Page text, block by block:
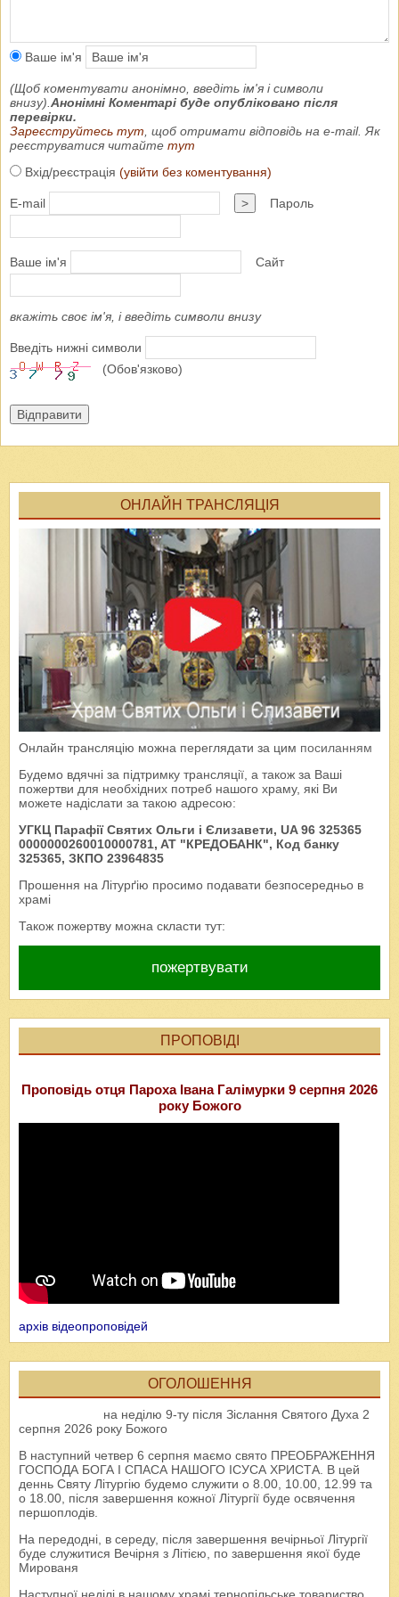
Ваше ім'я
(Щоб коментувати анонімно, введіть ім'я і символи
внизу). Анонімні Коментарі буде опубліковано після
перевірки.
Зареєструйтесь тут , щоб отримати відповідь на e-mail. Як
реєструватися читайте тут
Вхід/реєстрація (увійти без коментування)
E-mail > Пароль
Ваше ім'я Сайт
вкажіть своє ім'я, і введіть символи внизу
Введіть нижні символи
(Обов'язково)
Відправити
ОНЛАЙН ТРАНСЛЯЦІЯ
Онлайн трансляцію можна переглядати за цим посиланням
Будемо вдячні за підтримку трансляції, а також за Ваші
пожертви для необхідних потреб нашого храму, які Ви
можете надіслати за такою адресою:
УГКЦ Парафії Святих Ольги і Єлизавети, UA 96 325365
0000000260010000781, AT "КРЕДОБАНК", Код банку
325365, ЗКПО 23964835
Прошення на Літурґію просимо подавати безпосередньо в
храмі
Також пожертву можна скласти тут:
пожертвувати
ПРОПОВІДІ
Проповідь отця Пароха Івана Галімурки 9 серпня 2026
року Божого
архів відеопроповідей
ОГОЛОШЕННЯ
на неділю 9-ту після Зіслання Святого Духа 2
серпня 2026 року Божого
В наступний четвер 6 серпня маємо свято ПРЕОБРАЖЕННЯ
ГОСПОДА БОГА І СПАСА НАШОГО ІСУСА ХРИСТА. В цей
деннь Святу Літургію будемо служити о 8.00, 10.00, 12.99 та
о 18.00, після завершення кожної Літургії буде освячення
першоплодів.
На передодні, в середу, після завершення вечірньої Літургії
буде служитися Вечірня з Літією, по завершення якої буде
Мированя